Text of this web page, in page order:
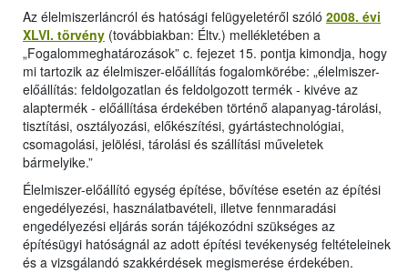
Az élelmiszerláncról és hatósági felügyeletéről szóló 2008. évi
XLVI. törvény (továbbiakban: Éltv.) mellékletében a
„Fogalommeghatározások” c. fejezet 15. pontja kimondja, hogy
mi tartozik az élelmiszer-előállítás fogalomkörébe: „élelmiszer-
előállítás: feldolgozatlan és feldolgozott termék - kivéve az
alaptermék - előállítása érdekében történő alapanyag-tárolási,
tisztítási, osztályozási, előkészítési, gyártástechnológiai,
csomagolási, jelölési, tárolási és szállítási műveletek
bármelyike.”
Élelmiszer-előállító egység építése, bővítése esetén az építési
engedélyezési, használatbavételi, illetve fennmaradási
engedélyezési eljárás során tájékozódni szükséges az
építésügyi hatóságnál az adott építési tevékenység feltételeinek
és a vizsgálandó szakkérdések megismerése érdekében.